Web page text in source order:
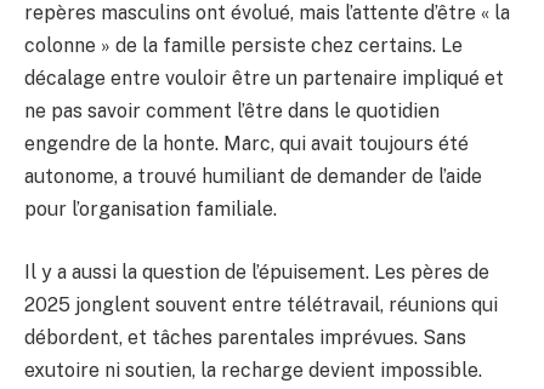
repères masculins ont évolué, mais l’attente d’être « la
colonne » de la famille persiste chez certains. Le
décalage entre vouloir être un partenaire impliqué et
ne pas savoir comment l’être dans le quotidien
engendre de la honte. Marc, qui avait toujours été
autonome, a trouvé humiliant de demander de l’aide
pour l’organisation familiale.
Il y a aussi la question de l’épuisement. Les pères de
2025 jonglent souvent entre télétravail, réunions qui
débordent, et tâches parentales imprévues. Sans
exutoire ni soutien, la recharge devient impossible.